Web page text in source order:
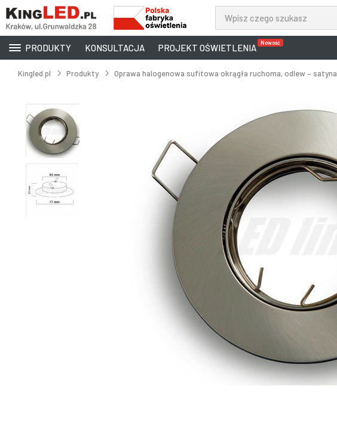
PRODUKTY KONSULTACJA PROJEKT OŚWIETLENIA Nowość
Kingled.pl Produkty Oprawa halogenowa sufitowa okrągła ruchoma, odlew – satyna